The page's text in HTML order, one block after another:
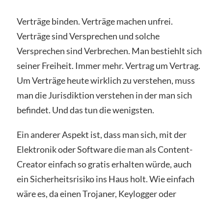
Verträge binden. Verträge machen unfrei.
Verträge sind Versprechen und solche
Versprechen sind Verbrechen. Man bestiehlt sich
seiner Freiheit. Immer mehr. Vertrag um Vertrag.
Um Verträge heute wirklich zu verstehen, muss
man die Jurisdiktion verstehen in der man sich
befindet. Und das tun die wenigsten.
Ein anderer Aspekt ist, dass man sich, mit der
Elektronik oder Software die man als Content-
Creator einfach so gratis erhalten würde, auch
ein Sicherheitsrisiko ins Haus holt. Wie einfach
wäre es, da einen Trojaner, Keylogger oder